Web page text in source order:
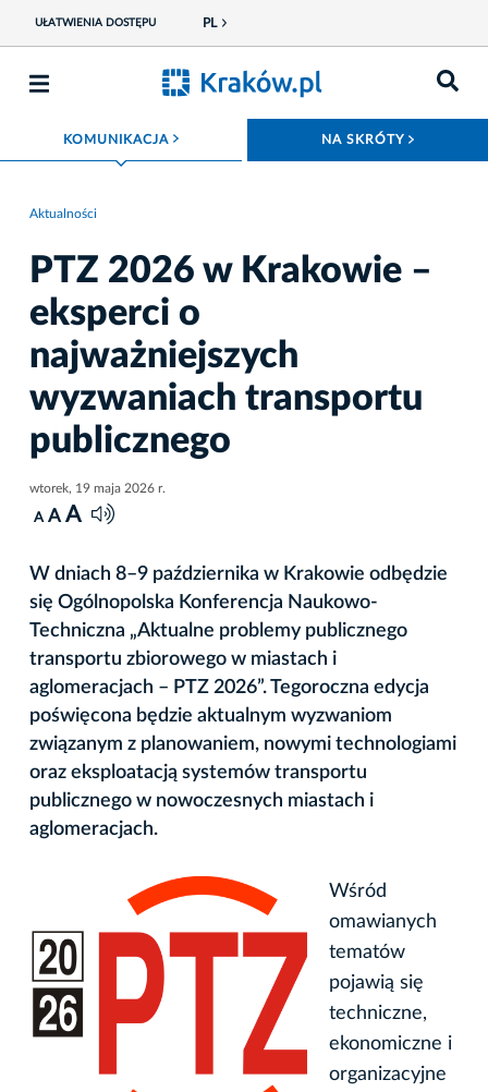
UŁATWIENIA DOSTĘPU PL
KOMUNIKACJA ROZWIŃ MENU NA SKRÓTY
Aktualności
PTZ 2026 w Krakowie –
eksperci o
najważniejszych
wyzwaniach transportu
publicznego
wtorek, 19 maja 2026 r.
A A A
W dniach 8–9 października w Krakowie odbędzie
się Ogólnopolska Konferencja Naukowo-
Techniczna „Aktualne problemy publicznego
transportu zbiorowego w miastach i
aglomeracjach – PTZ 2026”. Tegoroczna edycja
poświęcona będzie aktualnym wyzwaniom
związanym z planowaniem, nowymi technologiami
oraz eksploatacją systemów transportu
publicznego w nowoczesnych miastach i
aglomeracjach.
Wśród
omawianych
tematów
pojawią się
techniczne,
ekonomiczne i
organizacyjne